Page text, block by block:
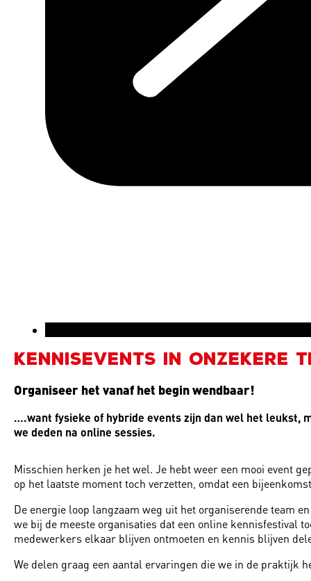
Kennisevents in onzekere
Organiseer het vanaf het begin wendbaar!
….want fysieke of hybride events zijn dan wel het leukst,
we deden na online sessies.
Misschien herken je het wel. Je hebt weer een mooi event
op het laatste moment toch verzetten, omdat een
De energie loop langzaam weg uit het organiserende team
we bij de meeste organisaties dat een online kennisfestival
medewerkers elkaar blijven ontmoeten en kennis blijven
We delen graag een aantal ervaringen die we in de praktijk